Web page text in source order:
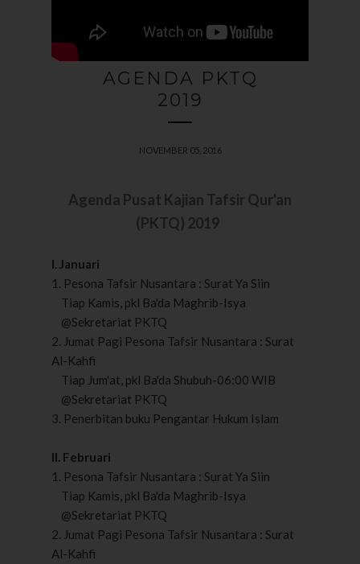
AGENDA PKTQ
2019
NOVEMBER 05, 2016
Agenda Pusat Kajian Tafsir Qur'an
(PKTQ) 2019
I. Januari
1. Pesona Tafsir Nusantara : Surat Ya Siin
Tiap Kamis, pkl Ba'da Maghrib-Isya
@Sekretariat PKTQ
2. Jumat Pagi Pesona Tafsir Nusantara : Surat
Al-Kahfi
Tiap Jum'at, pkl Ba'da Shubuh-06:00 WIB
@Sekretariat PKTQ
3. Penerbitan buku Pengantar Hukum Islam
II. Februari
1. Pesona Tafsir Nusantara : Surat Ya Siin
Tiap Kamis, pkl Ba'da Maghrib-Isya
@Sekretariat PKTQ
2. Jumat Pagi Pesona Tafsir Nusantara : Surat
Al-Kahfi